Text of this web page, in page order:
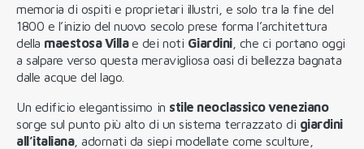
memoria di ospiti e proprietari illustri, e solo tra la fine del
1800 e l’inizio del nuovo secolo prese forma l’architettura
della maestosa Villae dei noti Giardini, che ci portano oggi
a salpare verso questa meravigliosa oasi di bellezza bagnata
dalle acque del lago.
Un edificio elegantissimo in stile neoclassico veneziano
sorge sul punto più alto di un sistema terrazzato di giardini
all’italiana, adornati da siepi modellate come sculture,